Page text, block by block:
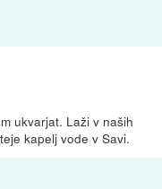
ukvarjat. Laži v naših
kapelj vode v Savi.